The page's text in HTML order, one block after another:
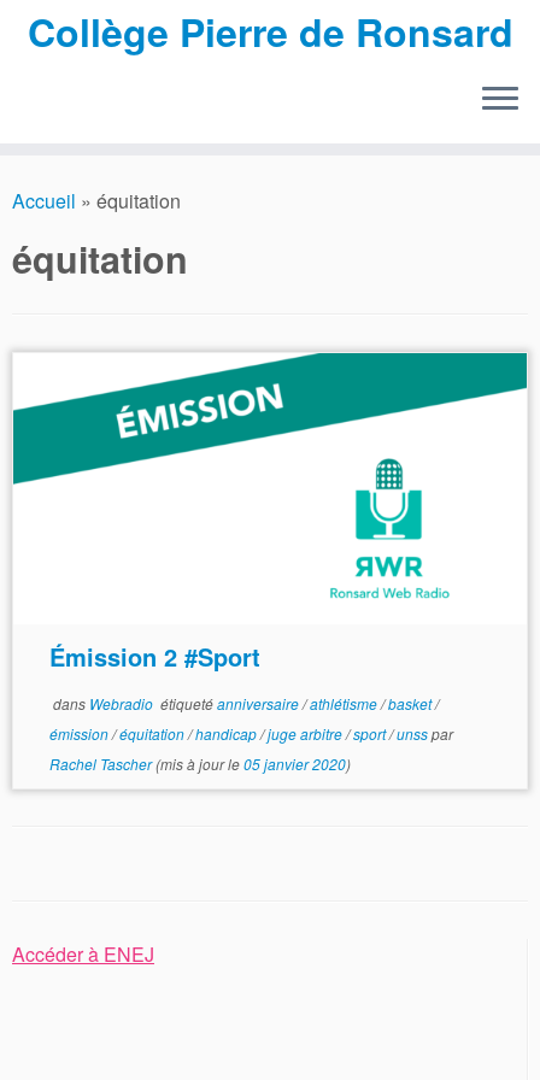
au
Collège Pierre de Ronsard
Accueil » équitation
équitation
Émission 2 #Sport
dans Webradio étiquetéanniversaire/athlétisme/basket/
émission/équitation/handicap/juge arbitre/sport/unsspar
Rachel Tascher(mis à jour le05 janvier 2020)
Accéder à ENEJ